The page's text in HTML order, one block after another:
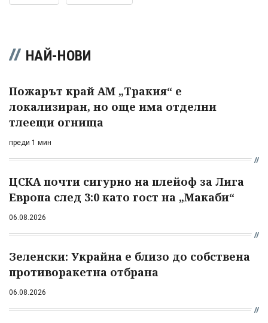
НАЙ-НОВИ
Пожарът край АМ „Тракия“ е
локализиран, но още има отделни
тлеещи огнища
преди 1 мин
ЦСКА почти сигурно на плейоф за Лига
Европа след 3:0 като гост на „Макаби“
06.08.2026
Зеленски: Украйна е близо до собствена
противоракетна отбрана
06.08.2026